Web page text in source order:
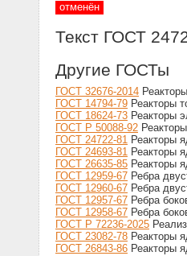
отменён
Текст ГОСТ
Другие ГОСТы
ГОСТ 32676-2014
ГОСТ 14794-79 Реакторы
ГОСТ 18624-73 Реакторы
ГОСТ Р 50088-92
ГОСТ 24722-81 Реакторы
ГОСТ 24693-81 Реакторы
ГОСТ 26635-85 Реакторы
ГОСТ 12959-67 Ребра
ГОСТ 12960-67 Ребра
ГОСТ 12957-67 Ребра
ГОСТ 12958-67 Ребра
ГОСТ Р 72236-2025
ГОСТ 23082-78 Реакторы
ГОСТ 26843-86 Реакторы